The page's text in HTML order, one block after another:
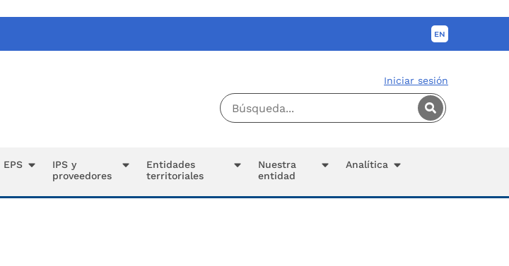
Iniciar sesión
EPS
IPS y
proveedores
Entidades
territoriales
Nuestra
entidad
Analítica